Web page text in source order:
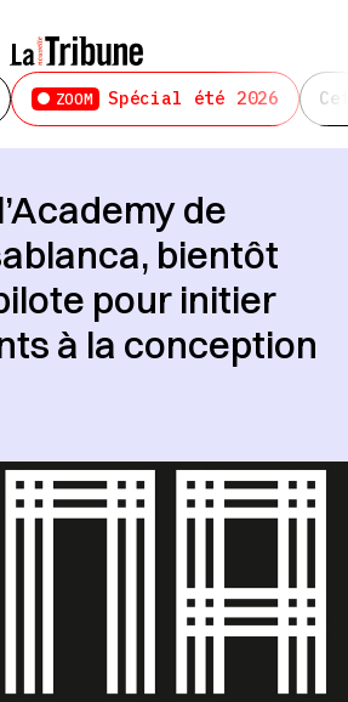
ZOOM Spécial été 2026
de
bientôt
pour initier
à la conception